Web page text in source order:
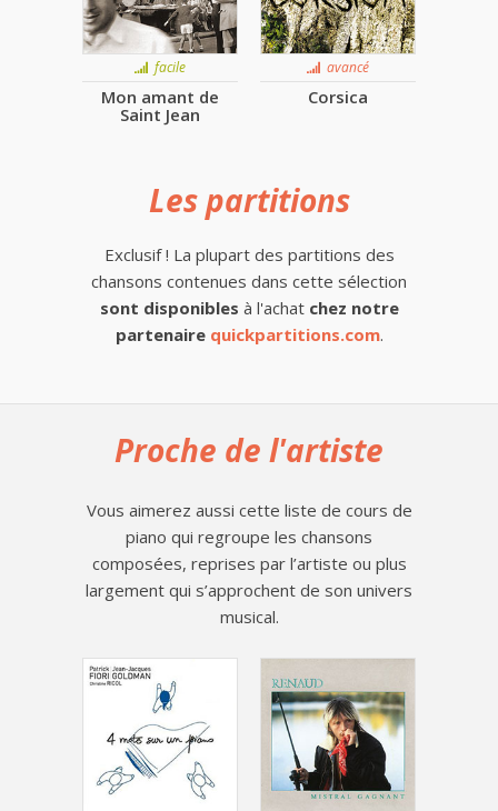
facile
Mon amant de
Saint Jean
avancé
Corsica
Les partitions
Exclusif ! La plupart des partitions des
chansons contenues dans cette sélection
sont disponibles à l'achat chez notre
partenaire quickpartitions.com.
Proche de l'artiste
Vous aimerez aussi cette liste de cours de
piano qui regroupe les chansons
composées, reprises par l’artiste ou plus
largement qui s’approchent de son univers
musical.